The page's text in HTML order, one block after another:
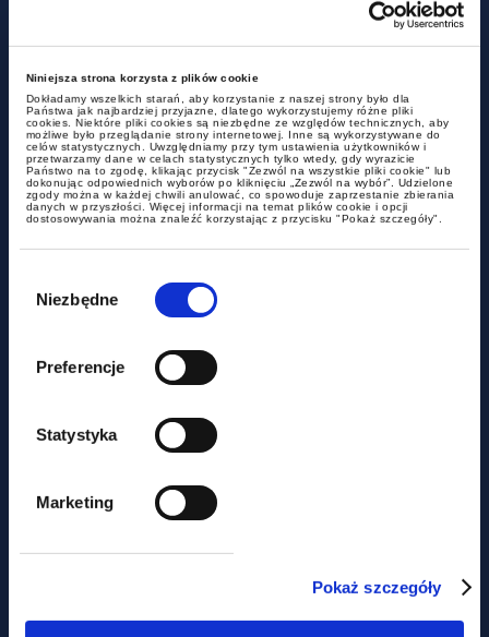
Niniejsza strona korzysta z plików cookie
Dokładamy wszelkich starań, aby korzystanie z naszej strony było dla
Państwa jak najbardziej przyjazne, dlatego wykorzystujemy różne pliki
cookies. Niektóre pliki cookies są niezbędne ze względów technicznych, aby
możliwe było przeglądanie strony internetowej. Inne są wykorzystywane do
celów statystycznych. Uwzględniamy przy tym ustawienia użytkowników i
przetwarzamy dane w celach statystycznych tylko wtedy, gdy wyrazicie
Państwo na to zgodę, klikając przycisk "Zezwól na wszystkie pliki cookie" lub
dokonując odpowiednich wyborów po kliknięciu „Zezwól na wybór”. Udzielone
zgody można w każdej chwili anulować, co spowoduje zaprzestanie zbierania
danych w przyszłości. Więcej informacji na temat plików cookie i opcji
dostosowywania można znaleźć korzystając z przycisku "Pokaż szczegóły".
zgody
Niezbędne
Preferencje
Statystyka
Marketing
Pokaż szczegóły
dokumenty do pobrania
podatkowe aspekty planowania
sukcesyjnego